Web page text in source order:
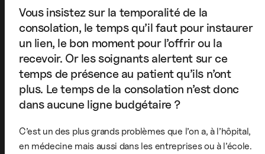
Vous insistez sur la temporalité de la
consolation, le temps qu’il faut pour instaurer
un lien, le bon moment pour l’offrir ou la
recevoir. Or les soignants alertent sur ce
temps de présence au patient qu’ils n’ont
plus. Le temps de la consolation n’est donc
dans aucune ligne budgétaire ?
C’est un des plus grands problèmes que l’on a, à l’hôpital,
en médecine mais aussi dans les entreprises ou à l’école.